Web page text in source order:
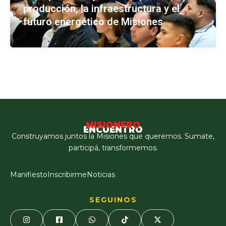
producción, la infraestructura y el
futuro energético de Misiones
ENCUENTRO
MISIONERO
Construyamos juntos la Misiones que queremos. Sumate,
participá, transformemos.
ManifiestoInscribirmeNoticias
SEGUINOS